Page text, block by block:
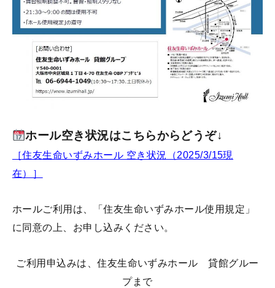
ホール空き状況はこちらからどうぞ↓
［住友生命いずみホール 空き状況（2025/3/15現
在）］
ホールご利用は、「住友生命いずみホール使用規定 」
に同意の上、お申し込みください。
ご利用申込みは、住友生命いずみホール 貸館グルー
プまで